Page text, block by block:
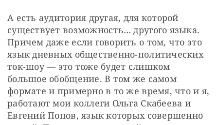
А есть аудитория другая, для которой
существует возможность… другого языка.
Причем даже если говорить о том, что это
язык дневных общественно-политических
ток-шоу — это тоже будет слишком
большое обобщение. В том же самом
формате и примерно в то же время, что и я,
работают мои коллеги Ольга Скабеева и
Евгений Попов, язык которых совершенно